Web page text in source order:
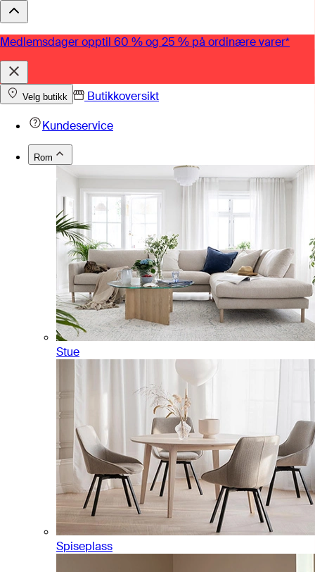
Medlemsdager opptil 60 % og 25 % på ordinære varer*
Velg butikk
Butikkoversikt
Kundeservice
Rom
Stue
Spiseplass